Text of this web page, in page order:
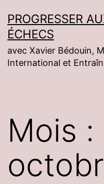
au
contenu
PROGRESSER
ÉCHECS
avec Xavier Bédouin,
International et
Mois :